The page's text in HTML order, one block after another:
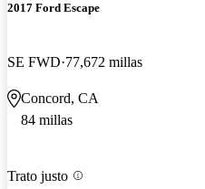
2017 Ford Escape
SE FWD 77,672 millas
Concord, CA
84 millas
Trato justo